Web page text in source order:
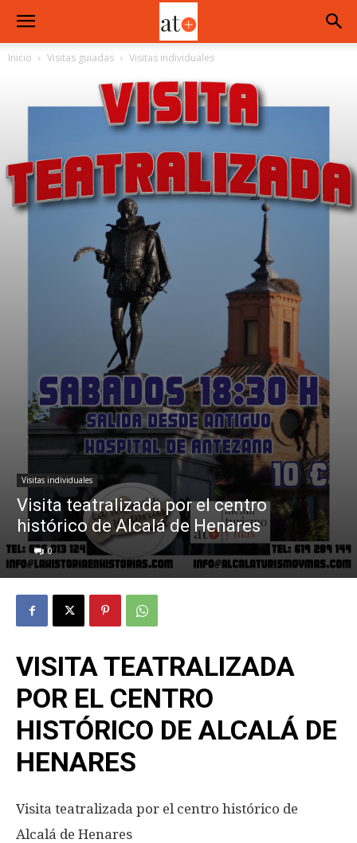
Inicio Visitas guiadas Visitas individuales
Visitas individuales
Visita teatralizada por el centro
histórico de Alcalá de Henares
0
VISITA TEATRALIZADA
POR EL CENTRO
HISTÓRICO DE ALCALÁ DE
HENARES
Visita teatralizada por el centro histórico de
Alcalá de Henares